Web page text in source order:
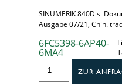
SINUMERIK 840D sl
Ausgabe 07/21, Chin.
6FC5398-6AP40-
6MA4
ZUR